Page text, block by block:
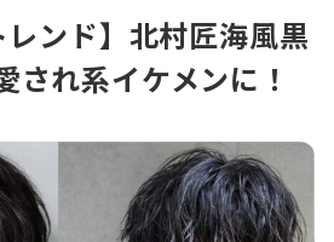
ンド】北村匠海風黒
され系イケメンに！